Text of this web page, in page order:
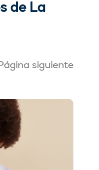
de La
siguiente